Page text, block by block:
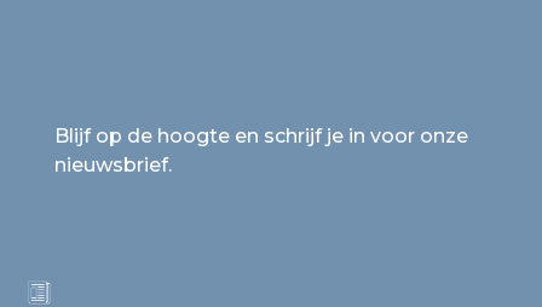
Blijf op de hoogte en schrijf je in voor onze
nieuwsbrief.